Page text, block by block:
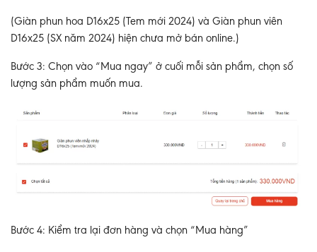
(Giàn phun hoa D16x25 (Tem mới 2024) và Giàn phun viên
D16x25 (SX năm 2024) hiện chưa mở bán online.)
Bước 3: Chọn vào “Mua ngay” ở cuối mỗi sản phẩm, chọn số
lượng sản phẩm muốn mua.
Bước 4: Kiểm tra lại đơn hàng và chọn “Mua hàng”